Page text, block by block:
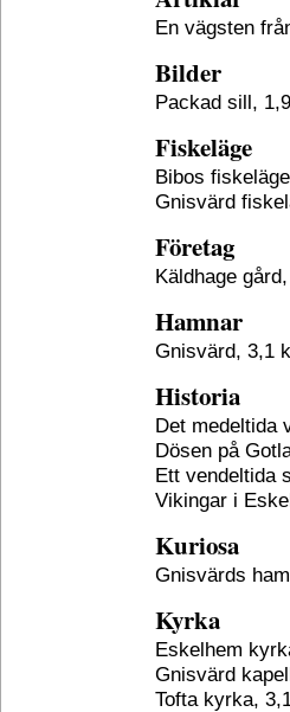
En vägsten
Bilder
Packad sill,
Fiskeläge
Bibos
Gnisvärd
Företag
Käldhage
Hamnar
Gnisvärd, 3,1
Historia
Det medeltida
Dösen på
Ett vendeltida
Vikingar i
Kuriosa
Gnisvärds
Kyrka
Eskelhem
Gnisvärd
Tofta kyrka,